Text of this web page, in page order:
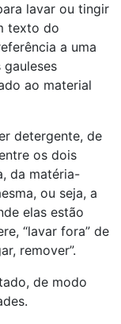
lavar ou tingir
texto do
a uma
ao material
detergente, de
os dois
da matéria-
ou seja, a
elas estão
“lavar fora” de
remover”.
de modo